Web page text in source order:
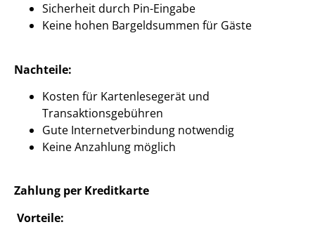
Sicherheit durch Pin-Eingabe
Keine hohen Bargeldsummen für Gäste
Nachteile:
Kosten für Kartenlesegerät und
Transaktionsgebühren
Gute Internetverbindung notwendig
Keine Anzahlung möglich
Zahlung per Kreditkarte
Vorteile: